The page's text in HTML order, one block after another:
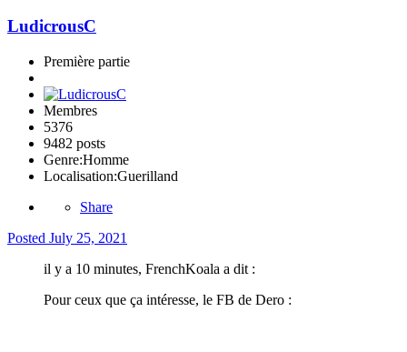
LudicrousC
Première partie
Membres
5376
9482 posts
Genre:Homme
Localisation:Guerilland
Share
Posted July 25, 2021
il y a 10 minutes, FrenchKoala a dit :
Pour ceux que ça intéresse, le FB de Dero :